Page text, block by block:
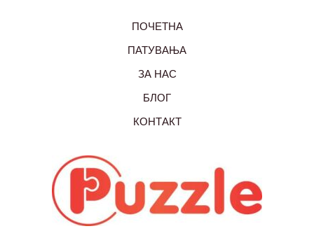
ПОЧЕТНА
ПАТУВАЊА
ЗА НАС
БЛОГ
КОНТАКТ